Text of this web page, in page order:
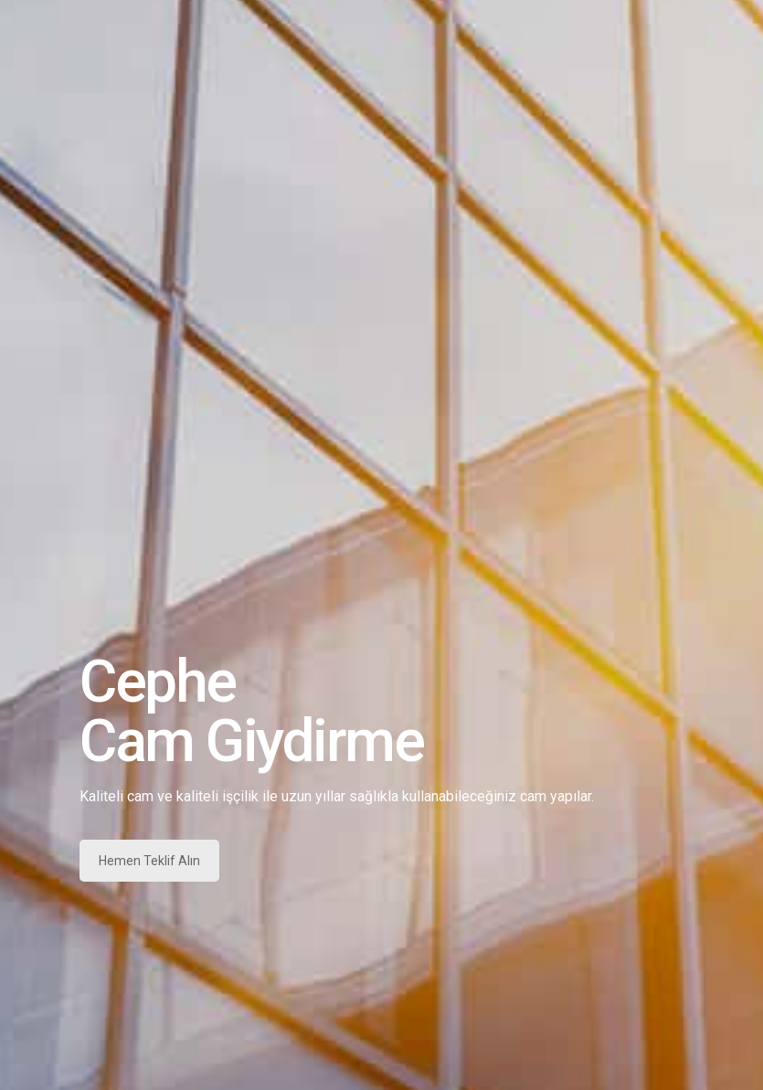
Cephe
Cam Giydirme
Kaliteli cam ve kaliteli işçilik ile uzun yıllar sağlıkla kullanabileceğiniz cam yapılar.
Hemen Teklif Alın